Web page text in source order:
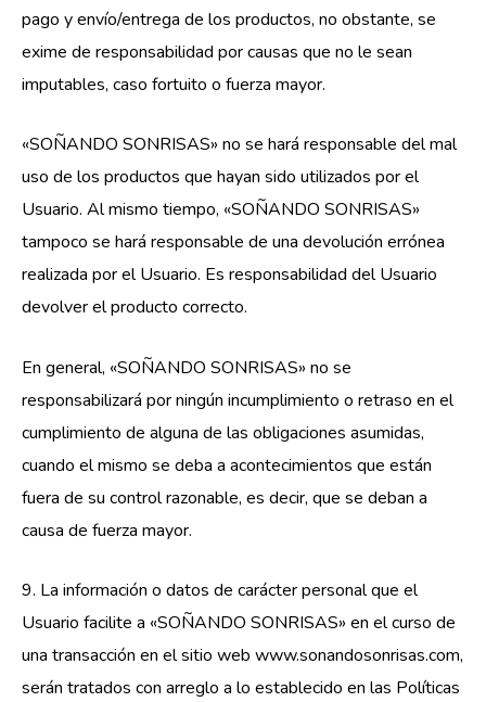
pago y envío/entrega de los productos, no obstante, se
exime de responsabilidad por causas que no le sean
imputables, caso fortuito o fuerza mayor.
«SOÑANDO SONRISAS» no se hará responsable del mal
uso de los productos que hayan sido utilizados por el
Usuario. Al mismo tiempo, «SOÑANDO SONRISAS»
tampoco se hará responsable de una devolución errónea
realizada por el Usuario. Es responsabilidad del Usuario
devolver el producto correcto.
En general, «SOÑANDO SONRISAS» no se
responsabilizará por ningún incumplimiento o retraso en el
cumplimiento de alguna de las obligaciones asumidas,
cuando el mismo se deba a acontecimientos que están
fuera de su control razonable, es decir, que se deban a
causa de fuerza mayor.
9. La información o datos de carácter personal que el
Usuario facilite a «SOÑANDO SONRISAS» en el curso de
una transacción en el sitio web www.sonandosonrisas.com,
serán tratados con arreglo a lo establecido en las Políticas